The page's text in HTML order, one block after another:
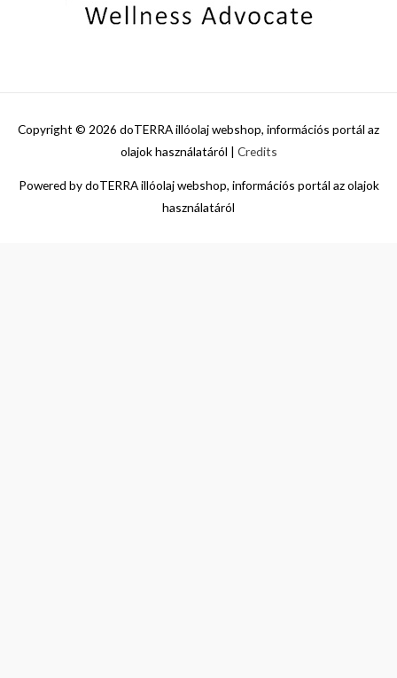
Copyright © 2026 doTERRA illóolaj webshop, információs portál az
olajok használatáról | Credits
Powered bydoTERRA illóolaj webshop, információs portál az olajok
használatáról